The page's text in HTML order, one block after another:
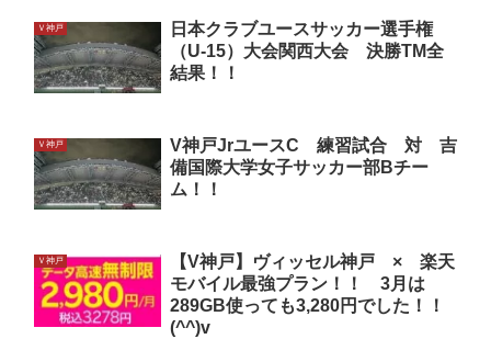
Ｖ神戸
日本クラブユースサッカー選手権
（U-15）大会関西大会 決勝TM全
結果！！
Ｖ神戸
V神戸JrユースC 練習試合 対 吉
備国際大学女子サッカー部Bチー
ム！！
Ｖ神戸
【V神戸】ヴィッセル神戸 × 楽天
モバイル最強プラン！！ 3月は
289GB使っても3,280円でした！！
(^^)v